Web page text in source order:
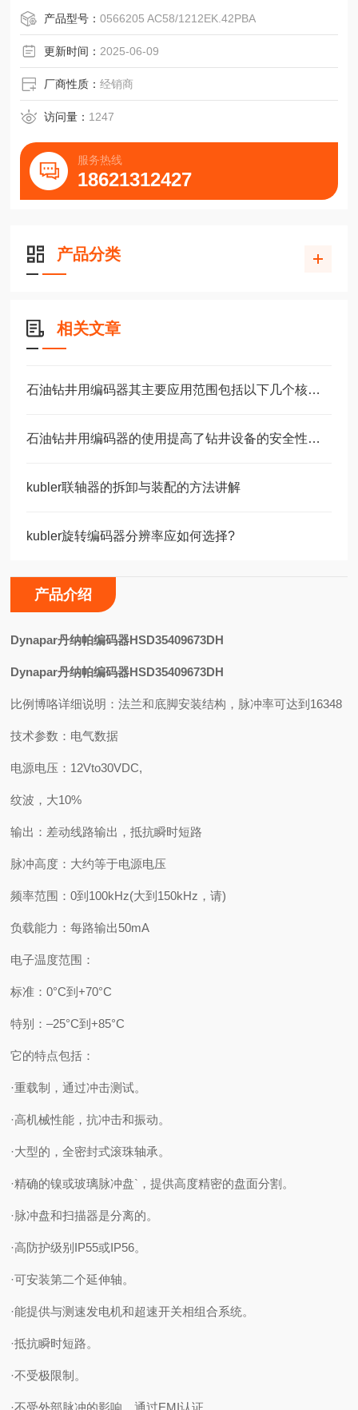
2传感Vcc传感VccN.C.传感Vcc
3通道N通道N通道N通道N
4通道N通道NN.C.通道N
5通道A通道A通道A通道A
6通道A通道AN.C.通道A
7N.C.报警报警报警
8通道B通道B通道B通道
产品型号：0566205 AC58/1212EK.42PBA
更新时间： 2025-06-09
厂商性质：经销商
访问量： 1247
服务热线
18621312427
产品分类
相关文章
石油钻井用编码器其主要应用范围包括以下几个核心场景
石油钻井用编码器的使用提高了钻井设备的安全性和可靠性
kubler联轴器的拆卸与装配的方法讲解
kubler旋转编码器分辨率应如何选择?
产品介绍
Dynapar丹纳帕编码器HSD35409673DH
Dynapar丹纳帕编码器HSD35409673DH
比例博咯详细说明：法兰和底脚安装结构，脉冲率可达到16348
技术参数：电气数据
电源电压：12Vto30VDC,
纹波，大10%
输出：差动线路输出，抵抗瞬时短路
脉冲高度：大约等于电源电压
频率范围：0到100kHz(大到150kHz，请)
负载能力：每路输出50mA
电子温度范围：
标准：0°C到+70°C
特别：–25°C到+85°C
它的特点包括：
·重载制，通过冲击测试。
·高机械性能，抗冲击和振动。
·大型的，全密封式滚珠轴承。
·精确的镍或玻璃脉冲盘`，提供高度精密的盘面分割。
·脉冲盘和扫描器是分离的。
·高防护级别IP55或IP56。
·可安装第二个延伸轴。
·能提供与测速发电机和超速开关相组合系统。
·抵抗瞬时短路。
·不受极限制。
·不受外部脉冲的影响，通过EMI认证。